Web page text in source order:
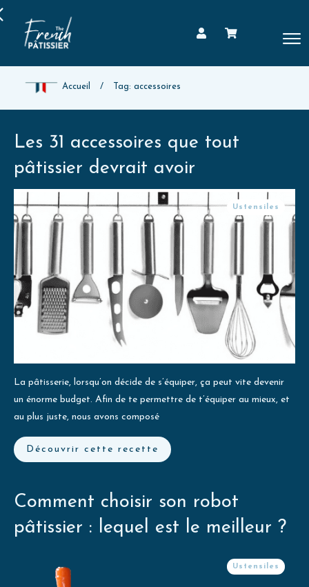
Accueil / Tag: accessoires
Les 31 accessoires que tout
pâtissier devrait avoir
Ustensiles
La pâtisserie, lorsqu’on décide de s’équiper, ça peut vite devenir
un énorme budget. Afin de te permettre de t’équiper au mieux, et
au plus juste, nous avons composé
Découvrir cette recette
Comment choisir son robot
pâtissier : lequel est le meilleur ?
Ustensiles